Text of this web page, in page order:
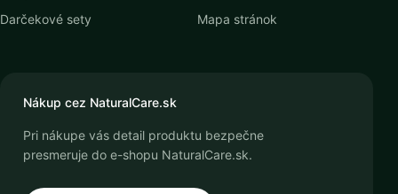
Darčekové sety
Mapa stránok
Nákup cez NaturalCare.sk
Pri nákupe vás detail produktu bezpečne
presmeruje do e-shopu NaturalCare.sk.